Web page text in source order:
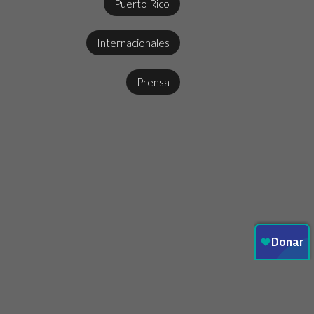
Puerto Rico
Internacionales
Prensa